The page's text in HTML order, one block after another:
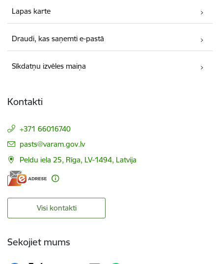
Lapas karte
Draudi, kas saņemti e-pastā
Sīkdatņu izvēles maiņa
Kontakti
+371 66016740
E-pasts:
pasts@varam.gov.lv
Peldu iela 25, Rīga, LV-1494, Latvija
Visi kontakti
Sekojiet mums